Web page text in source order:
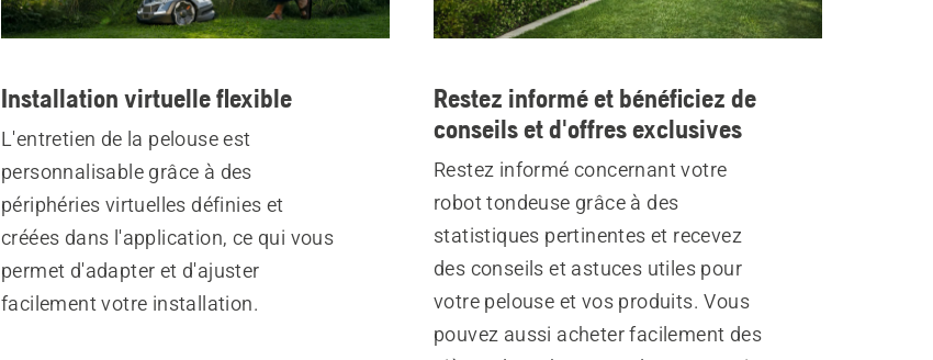
Installation virtuelle flexible
L'entretien de la pelouse est
personnalisable grâce à des
périphéries virtuelles définies et
créées dans l'application, ce qui vous
permet d'adapter et d'ajuster
facilement votre installation.
Restez informé et bénéficiez de
conseils et d'offres exclusives
Restez informé concernant votre
robot tondeuse grâce à des
statistiques pertinentes et recevez
des conseils et astuces utiles pour
votre pelouse et vos produits. Vous
pouvez aussi acheter facilement des